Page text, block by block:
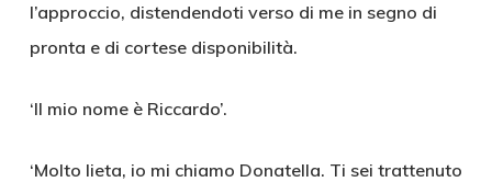
l’approccio, distendendoti verso di me in segno di
pronta e di cortese disponibilità.
‘Il mio nome è Riccardo’.
‘Molto lieta, io mi chiamo Donatella. Ti sei trattenuto